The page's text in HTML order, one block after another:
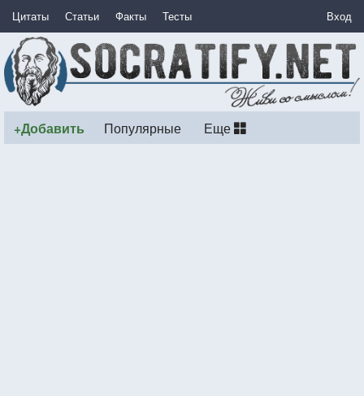
Цитаты Статьи Факты Тесты Вход
+Добавить Популярные Еще